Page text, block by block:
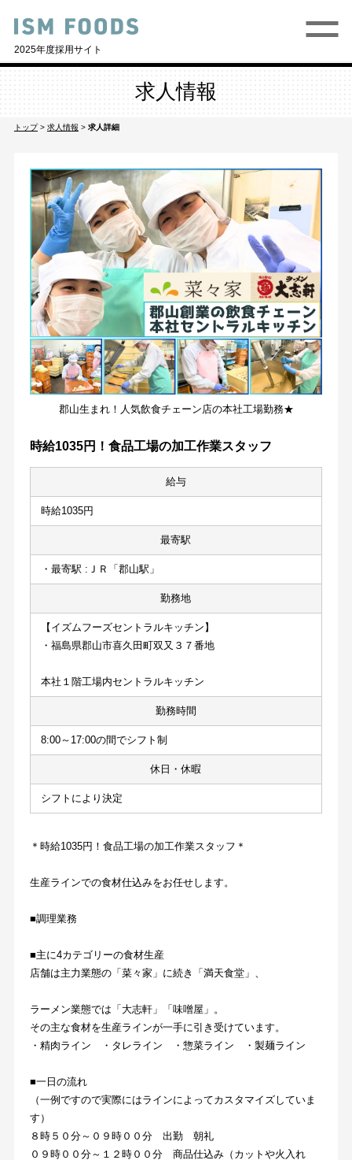
2025年度採用サイト
求人情報
トップ> 求人情報 > 求人詳細
郡山生まれ！人気飲食チェーン店の本社工場勤務★
時給1035円！食品工場の加工作業スタッフ
給与
時給1035円
最寄駅
・最寄駅 :ＪＲ「郡山駅」
勤務地
【イズムフーズセントラルキッチン】
・福島県郡山市喜久田町双又３７番地
本社１階工場内セントラルキッチン
勤務時間
8:00～17:00の間でシフト制
休日・休暇
シフトにより決定
＊時給1035円！食品工場の加工作業スタッフ＊
生産ラインでの食材仕込みをお任せします。
■調理業務
■主に4カテゴリーの食材生産
店舗は主力業態の「菜々家」に続き「満天食堂」、
ラーメン業態では「大志軒」「味噌屋」。
その主な食材を生産ラインが一手に引き受けています。
・精肉ライン　・タレライン　・惣菜ライン　・製麺ライン
■一日の流れ
（一例ですので実際にはラインによってカスタマイズしていま
す）
８時５０分～０９時００分　出勤　朝礼
０９時００分～１２時００分　商品仕込み（カットや火入れ